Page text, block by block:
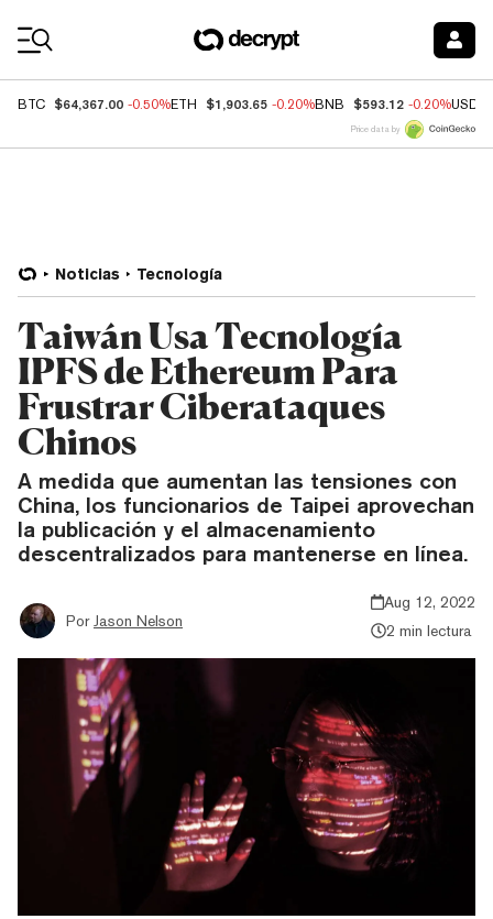
BTC $64,367.00 -0.50%ETH $1,903.65 -0.20%BNB $593.12 -0.20%USDC
Price data by
Noticias Tecnología
Taiwán Usa Tecnología
IPFS de Ethereum Para
Frustrar Ciberataques
Chinos
A medida que aumentan las tensiones con
China, los funcionarios de Taipei aprovechan
la publicación y el almacenamiento
descentralizados para mantenerse en línea.
Por Jason Nelson
Aug 12, 2022
2 min lectura